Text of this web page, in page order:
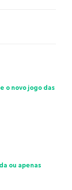
o novo jogo das
ou apenas